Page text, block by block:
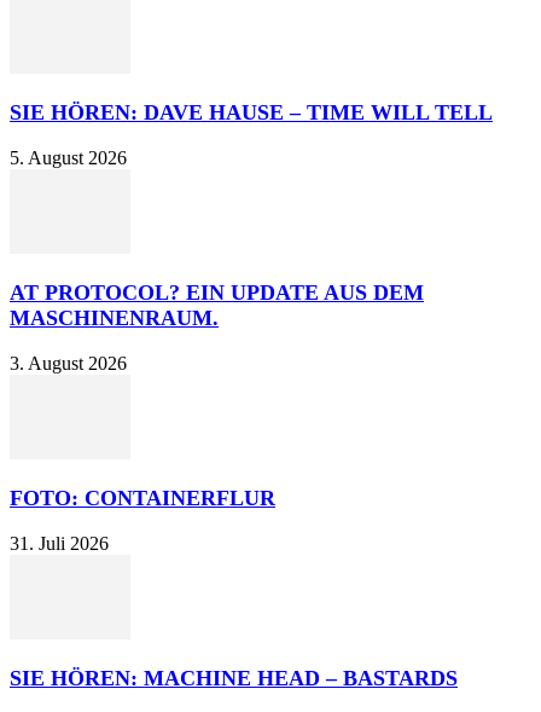
SIE HÖREN: DAVE HAUSE – TIME WILL TELL
5. August 2026
AT PROTOCOL? EIN UPDATE AUS DEM
MASCHINENRAUM.
3. August 2026
FOTO: CONTAINERFLUR
31. Juli 2026
SIE HÖREN: MACHINE HEAD – BASTARDS